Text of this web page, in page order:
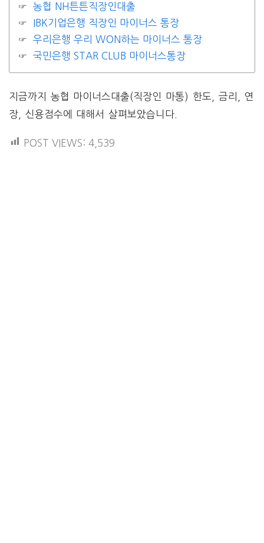
농협 NH튼튼직장인대출
IBK기업은행 직장인 마이너스 통장
우리은행 우리 WON하는 마이너스 통장
국민은행 STAR CLUB 마이너스통장
지금까지 농협 마이너스대출(직장인 마통) 한도, 금리, 연
장, 신용점수에 대해서 살펴보았습니다.
POST VIEWS: 4,539